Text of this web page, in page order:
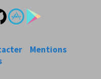
Mentions